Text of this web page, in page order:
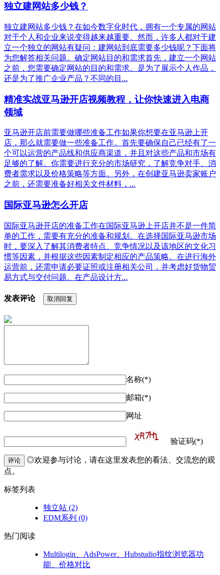
独立建网站多少钱？
独立建网站多少钱？在如今数字化时代，拥有一个专属的网站
对于个人和企业来说变得越来越重要。然而，许多人都对于建
立一个独立的网站有疑问：建网站到底需要多少钱呢？下面将
为您解答相关问题。确定网站目的和需求首先，建立一个网站
之前，您需要确定网站的目的和需求。是为了展示个人作品，
还是为了推广企业产品？不同的目...
精准实战亚马逊开店视频教程，让你快速进入电商
领域
亚马逊开店前需要做哪些准备工作如果你想要在亚马逊上开
店，那么就需要做一些准备工作。首先要确保自己已经有了一
个可以运营的产品线和供应商渠道，并且对这些产品和市场有
足够的了解。你需要进行充分的市场研究，了解竞争对手、消
费者需求以及价格策略等方面。另外，在创建亚马逊卖家账户
之前，还需要准备好相关文件材料，...
国际亚马逊怎么开店
国际亚马逊开店的准备工作在国际亚马逊上开店并不是一件简
单的工作，需要有充分的准备和规划。在选择国际亚马逊市场
时，要深入了解其消费者特点、竞争情况以及该地区的文化习
惯等因素，并根据这些因素制定相应的产品策略。在进行海外
运营前，还需申请必要证照或注册相关公司，并考虑好货物贸
易方式与交付问题。在产品设计方...
发表评论 取消回复
名称(*)
邮箱(*)
网址
验证码(*)
评论
◎欢迎参与讨论，请在这里发表您的看法、交流您的观
点。
标签列表
独立站 (2)
EDM系列 (0)
热门阅读
Multilogin、AdsPower、Hubstudio指纹浏览器功
能、价格对比